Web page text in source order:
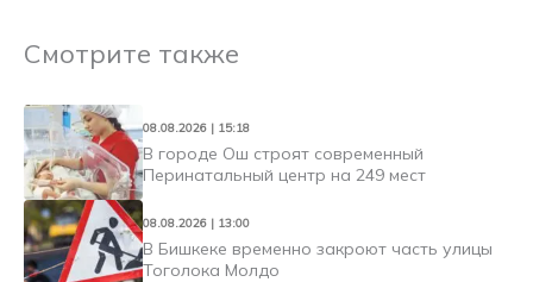
Смотрите также
08.08.2026 | 15:18
В городе Ош строят современный
Перинатальный центр на 249 мест
08.08.2026 | 13:00
В Бишкеке временно закроют часть улицы
Тоголока Молдо